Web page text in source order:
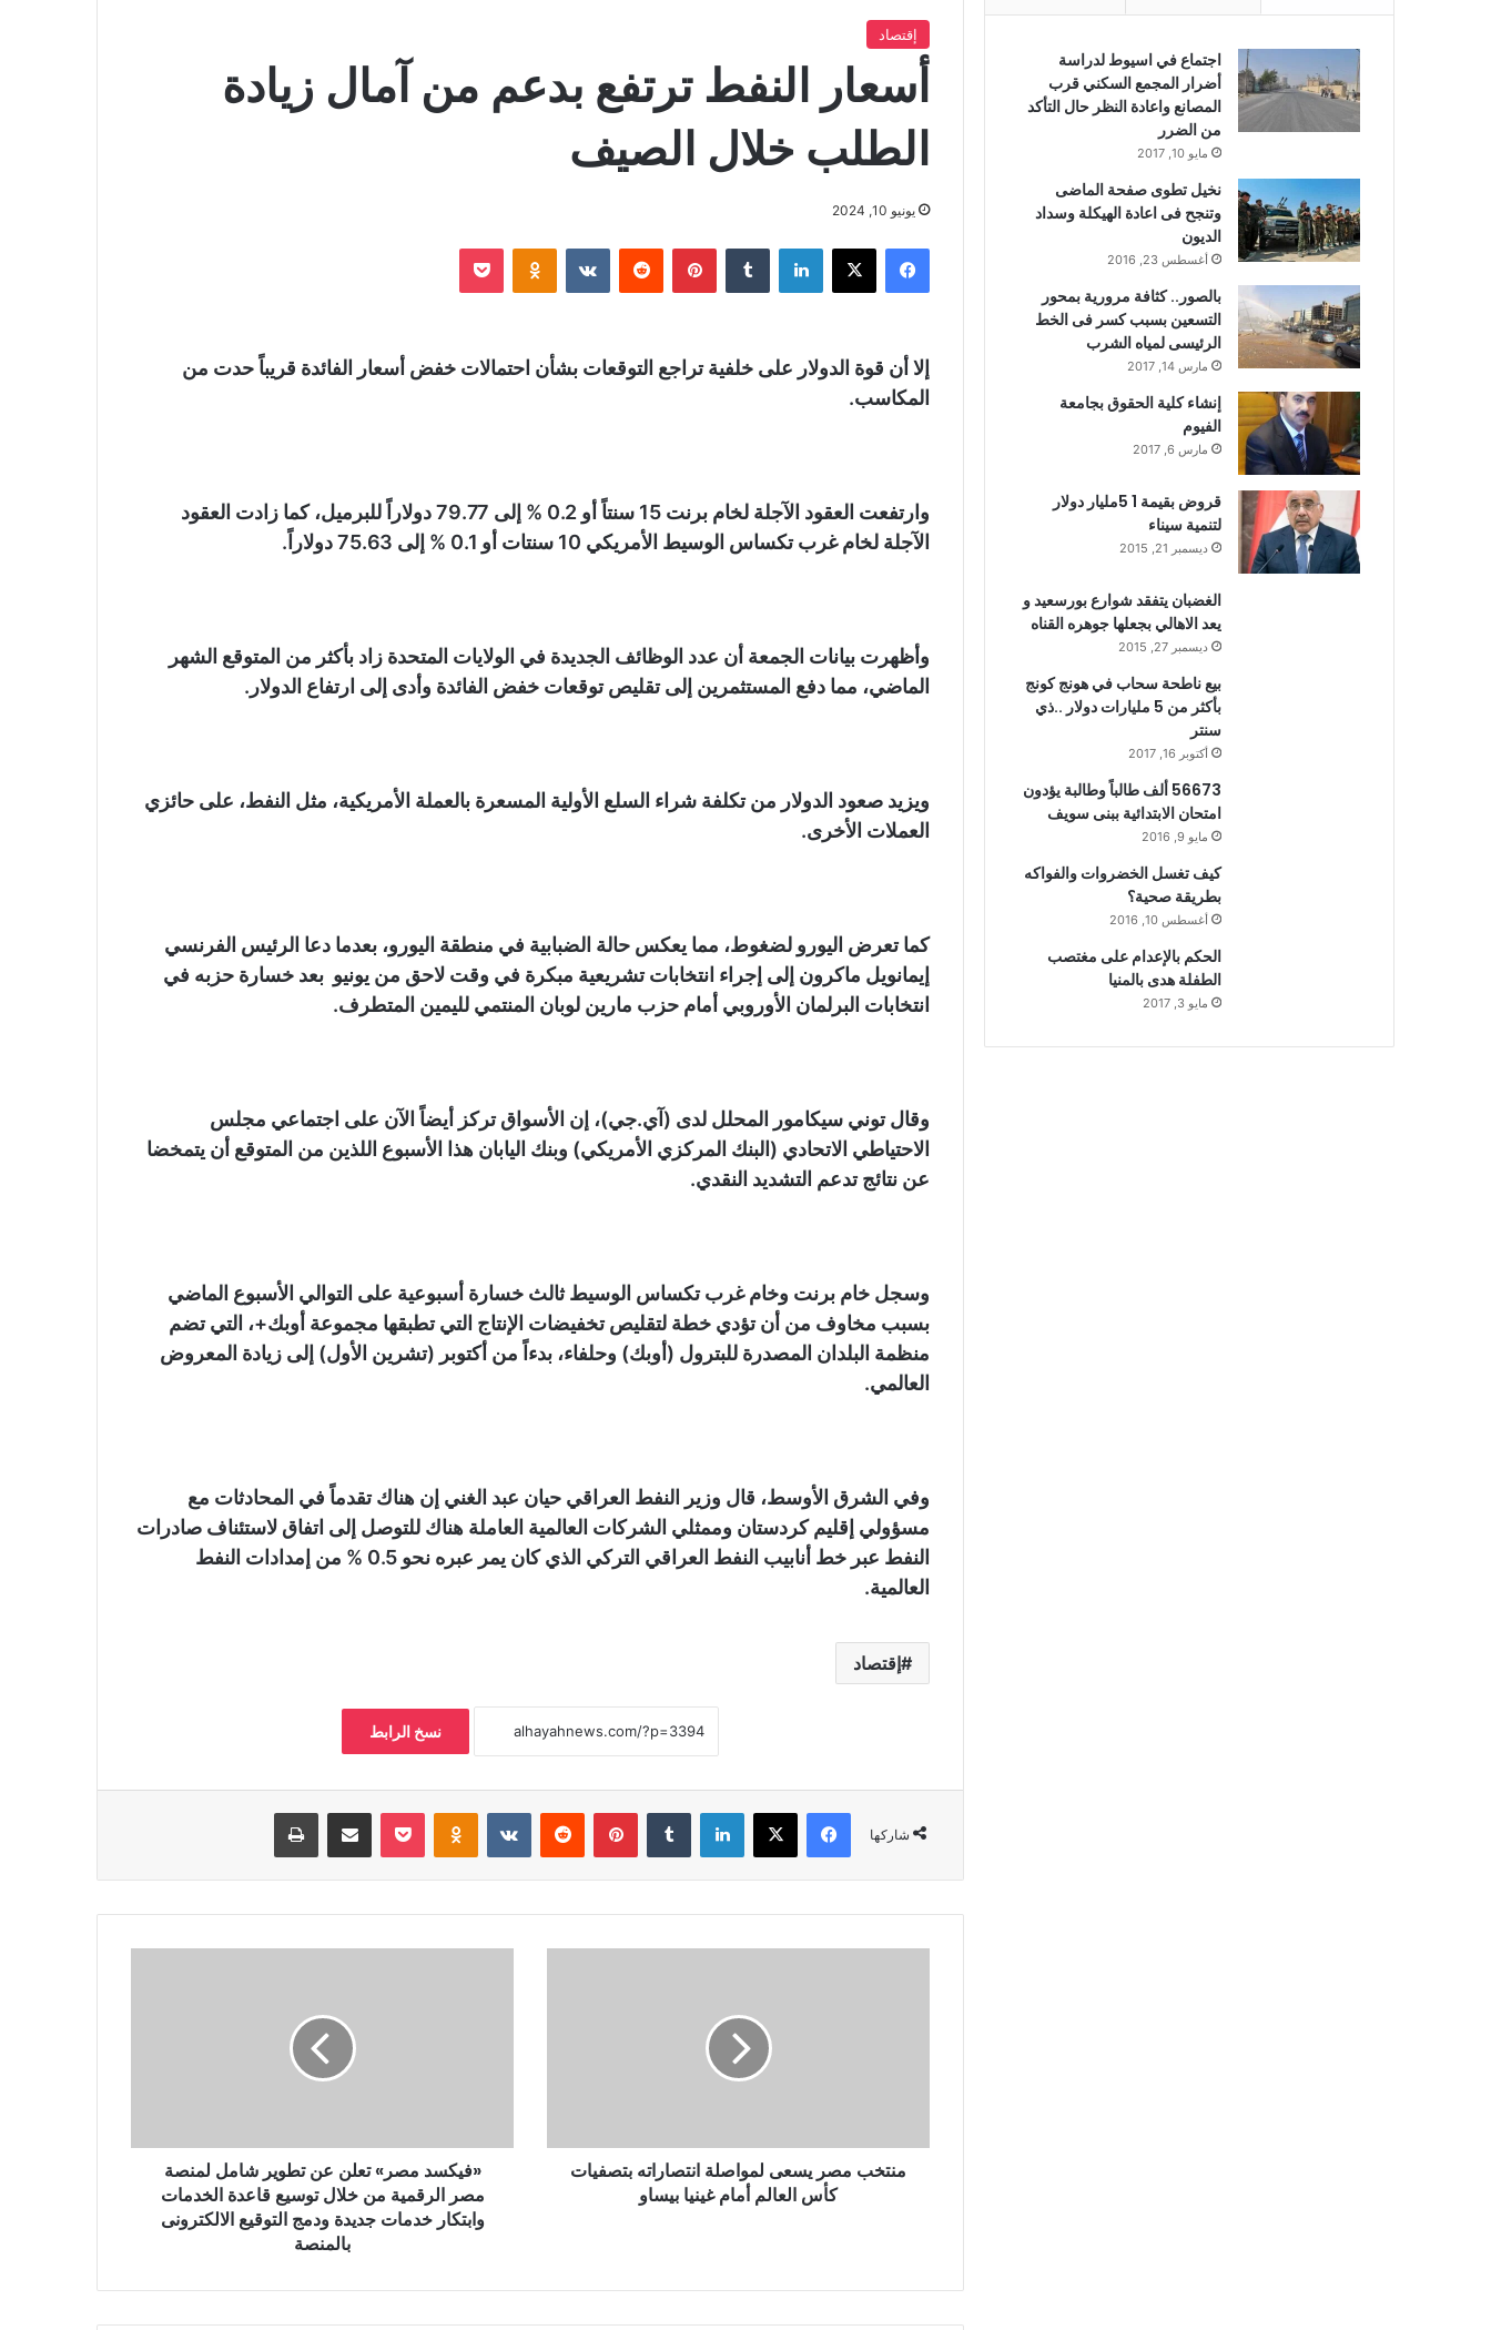
إقتصاد
أسعار النفط ترتفع بدعم من آمال زيادة
الطلب خلال الصيف
يونيو 10, 2024
فيسبوك لينكدإن بينتيريست
إلا أن قوة الدولار على خلفية تراجع التوقعات بشأن احتمالات خفض أسعار الفائدة قريباً حدت من
المكاسب.
وارتفعت العقود الآجلة لخام برنت 15 سنتاً أو 0.2 % إلى 79.77 دولاراً للبرميل، كما زادت العقود
الآجلة لخام غرب تكساس الوسيط الأمريكي 10 سنتات أو 0.1 % إلى 75.63 دولاراً.
وأظهرت بيانات الجمعة أن عدد الوظائف الجديدة في الولايات المتحدة زاد بأكثر من المتوقع الشهر
الماضي، مما دفع المستثمرين إلى تقليص توقعات خفض الفائدة وأدى إلى ارتفاع الدولار.
ويزيد صعود الدولار من تكلفة شراء السلع الأولية المسعرة بالعملة الأمريكية، مثل النفط، على حائزي
العملات الأخرى.
كما تعرض اليورو لضغوط، مما يعكس حالة الضبابية في منطقة اليورو، بعدما دعا الرئيس الفرنسي
إيمانويل ماكرون إلى إجراء انتخابات تشريعية مبكرة في وقت لاحق من يونيو بعد خسارة حزبه في
انتخابات البرلمان الأوروبي أمام حزب مارين لوبان المنتمي لليمين المتطرف.
وقال توني سيكامور المحلل لدى (آي.جي)، إن الأسواق تركز أيضاً الآن على اجتماعي مجلس
الاحتياطي الاتحادي (البنك المركزي الأمريكي) وبنك اليابان هذا الأسبوع اللذين من المتوقع أن يتمخضا
عن نتائج تدعم التشديد النقدي.
وسجل خام برنت وخام غرب تكساس الوسيط ثالث خسارة أسبوعية على التوالي الأسبوع الماضي
بسبب مخاوف من أن تؤدي خطة لتقليص تخفيضات الإنتاج التي تطبقها مجموعة أوبك+، التي تضم
منظمة البلدان المصدرة للبترول (أوبك) وحلفاء، بدءاً من أكتوبر (تشرين الأول) إلى زيادة المعروض
العالمي.
وفي الشرق الأوسط، قال وزير النفط العراقي حيان عبد الغني إن هناك تقدماً في المحادثات مع
مسؤولي إقليم كردستان وممثلي الشركات العالمية العاملة هناك للتوصل إلى اتفاق لاستئناف صادرات
النفط عبر خط أنابيب النفط العراقي التركي الذي كان يمر عبره نحو 0.5 % من إمدادات النفط
العالمية.
إقتصاد
نسخ الرابط
شاركها
فيسبوك لينكدإن بينتيريست بوكيت
منتخب مصر يسعى لمواصلة انتصاراته بتصفيات
كأس العالم أمام غينيا بيساو
«فيكسد مصر» تعلن عن تطوير شامل لمنصة
مصر الرقمية من خلال توسيع قاعدة الخدمات
وابتكار خدمات جديدة ودمج التوقيع الالكترونى
بالمنصة
اجتماع في اسيوط لدراسة
أضرار المجمع السكني قرب
المصانع واعادة النظر حال التأكد
من الضرر
مايو 10, 2017
نخيل تطوى صفحة الماضى
وتنجح فى اعادة الهيكلة وسداد
الديون
أغسطس 23, 2016
بالصور.. كثافة مرورية بمحور
التسعين بسبب كسر فى الخط
الرئيسى لمياه الشرب
مارس 14, 2017
إنشاء كلية الحقوق بجامعة
الفيوم
مارس 6, 2017
قروض بقيمة 1 5مليار دولار
لتنمية سيناء
ديسمبر 21, 2015
الغضبان يتفقد شوارع بورسعيد و
يعد الاهالي بجعلها جوهره القناه
ديسمبر 27, 2015
بيع ناطحة سحاب في هونج كونج
بأكثر من 5 مليارات دولار ..ذي
سنتر
أكتوبر 16, 2017
56673 ألف طالباً وطالبة يؤدون
امتحان الابتدائية ببنى سويف
مايو 9, 2016
كيف تغسل الخضروات والفواكه
بطريقة صحية؟
أغسطس 10, 2016
الحكم بالإعدام على مغتصب
الطفلة هدى بالمنيا
مايو 3, 2017